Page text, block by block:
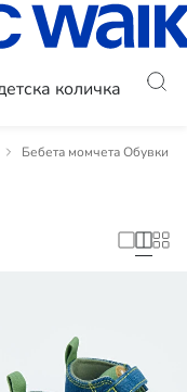
количка
Бебета момчета Обувки